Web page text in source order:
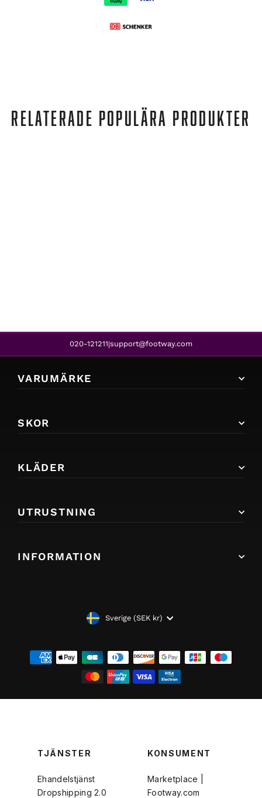
RELATERADE POPULÄRA PRODUKTER
020-121211|support@footway.com
VARUMÄRKE
SKOR
KLÄDER
UTRUSTNING
INFORMATION
VALUTASverige (SEK kr)
TJÄNSTER
Ehandelstjänst
Dropshipping 2.0
KONSUMENT
Marketplace |
Footway.com